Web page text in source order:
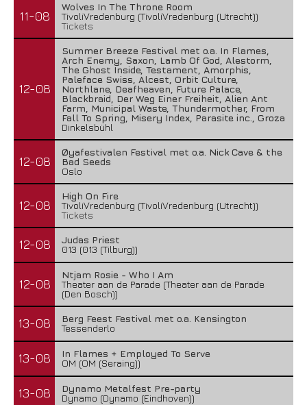
11-08
Wolves In The Throne Room
TivoliVredenburg (TivoliVredenburg (Utrecht))
Tickets
12-08
Summer Breeze Festival met o.a. In Flames,
Arch Enemy, Saxon, Lamb Of God, Alestorm,
The Ghost Inside, Testament, Amorphis,
Paleface Swiss, Alcest, Orbit Culture,
Northlane, Deafheaven, Future Palace,
Blackbraid, Der Weg Einer Freiheit, Alien Ant
Farm, Municipal Waste, Thundermother, From
Fall To Spring, Misery Index, Parasite inc., Groza
Dinkelsbühl
12-08
Øyafestivalen Festival met o.a. Nick Cave & the
Bad Seeds
Oslo
12-08
High On Fire
TivoliVredenburg (TivoliVredenburg (Utrecht))
Tickets
12-08
Judas Priest
013 (013 (Tilburg))
12-08
Ntjam Rosie - Who I Am
Theater aan de Parade (Theater aan de Parade
(Den Bosch))
13-08
Berg Feest Festival met o.a. Kensington
Tessenderlo
13-08
In Flames + Employed To Serve
OM (OM (Seraing))
13-08
Dynamo Metalfest Pre-party
Dynamo (Dynamo (Eindhoven))